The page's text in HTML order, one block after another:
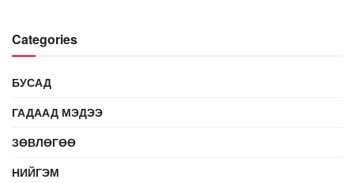
Categories
БУСАД
ГАДААД МЭДЭЭ
ЗӨВЛӨГӨӨ
НИЙГЭМ